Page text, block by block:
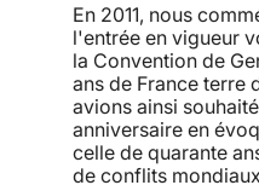
En 2011, nous
l'entrée en vigueur
la Convention de
ans de France terre
avions ainsi
anniversaire en
celle de quarante
de conflits